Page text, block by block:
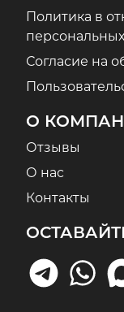
Политика в
Согласие на
О
Отзывы
О нас
Контакты